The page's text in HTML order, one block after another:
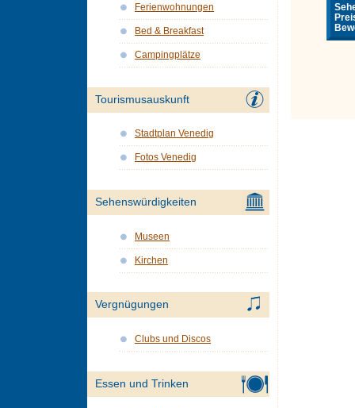
Ferienwohnungen
Bed & Breakfast
Campingplätze
Tourismusauskunft
Stadtplan Venedig
Fotos Venedig
Sehenswürdigkeiten
Museen
Kirchen
Vergnügungen
Clubs und Discos
Essen und Trinken